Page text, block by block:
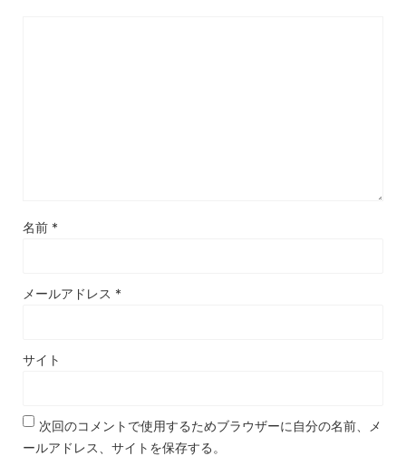
名前 *
メールアドレス *
サイト
次回のコメントで使用するためブラウザーに自分の名前、メ
ールアドレス、サイトを保存する。